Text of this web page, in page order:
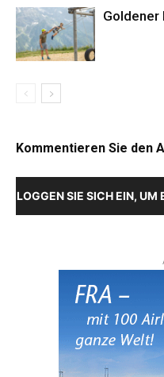
Goldener
Kommentieren Sie den
LOGGEN SIE SICH EIN, UM